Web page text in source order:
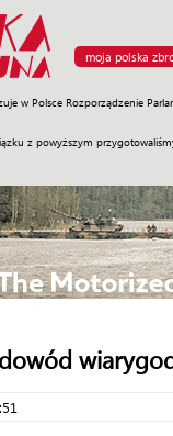
moja polska
w Polsce Rozporządzenie
z powyższym
Sprzęt Misje